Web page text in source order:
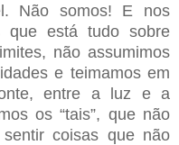
Não somos! E nos
que está tudo sobre
não assumimos
e teimamos em
entre a luz e a
os “tais”, que não
coisas que não